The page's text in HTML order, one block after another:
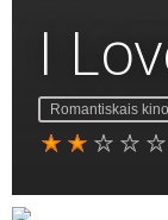
I
Romantiskais kino